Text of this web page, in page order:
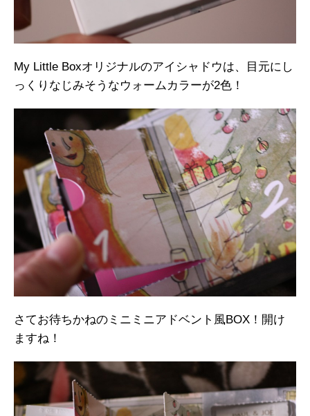
My Little Boxオリジナルのアイシャドウは、目元にし
っくりなじみそうなウォームカラーが2色！
さてお待ちかねのミニミニアドベント風BOX！開け
ますね！